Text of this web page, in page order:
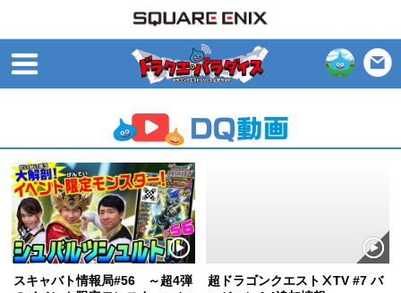
スキャバト情報局#56 ～超4弾
超ドラゴンクエストⅩTV #7 バ